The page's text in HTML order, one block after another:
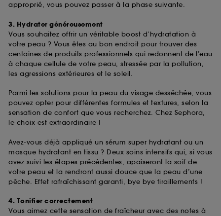
approprié, vous pouvez passer à la phase suivante.
3. Hydrater généreusement
Vous souhaitez offrir un véritable boost d’hydratation à
votre peau ? Vous êtes au bon endroit pour trouver des
centaines de produits professionnels qui redonnent de l’eau
à chaque cellule de votre peau, stressée par la pollution,
les agressions extérieures et le soleil.
Parmi les solutions pour la peau du visage desséchée, vous
pouvez opter pour différentes formules et textures, selon la
sensation de confort que vous recherchez. Chez Sephora,
le choix est extraordinaire !
Avez-vous déjà appliqué un sérum super hydratant ou un
masque hydratant en tissu ? Deux soins intensifs qui, si vous
avez suivi les étapes précédentes, apaiseront la soif de
votre peau et la rendront aussi douce que la peau d’une
pêche. Effet rafraîchissant garanti, bye bye tiraillements !
4. Tonifier correctement
Vous aimez cette sensation de fraîcheur avec des notes à